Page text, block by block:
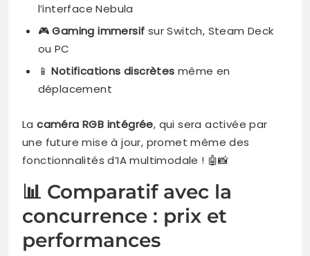
l’interface Nebula
🎮Gaming immersif sur Switch, Steam Deck
ou PC
📱Notifications discrètes même en
déplacement
Lacaméra RGB intégrée, qui sera activée par
une future mise à jour, promet même des
fonctionnalités d’IA multimodale ! 🤖📸
📊 Comparatif avec la
concurrence : prix et
performances